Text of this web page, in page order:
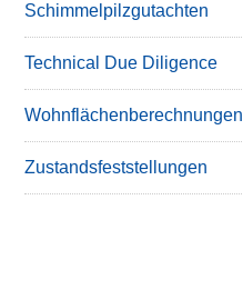
Schimmelpilzgutachten
Technical Due Diligence
Wohnflächenberechnungen
Zustandsfeststellungen